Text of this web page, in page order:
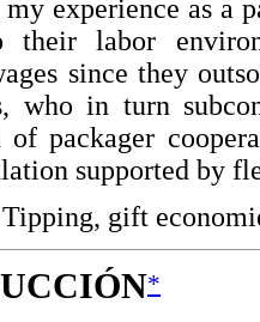
experience as a
labor
since they
who in turn
of packager
supported by
gift
*